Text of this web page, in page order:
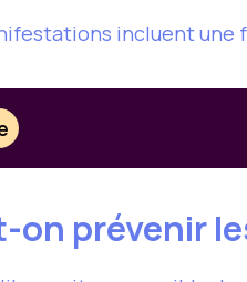
incluent une
on prévenir